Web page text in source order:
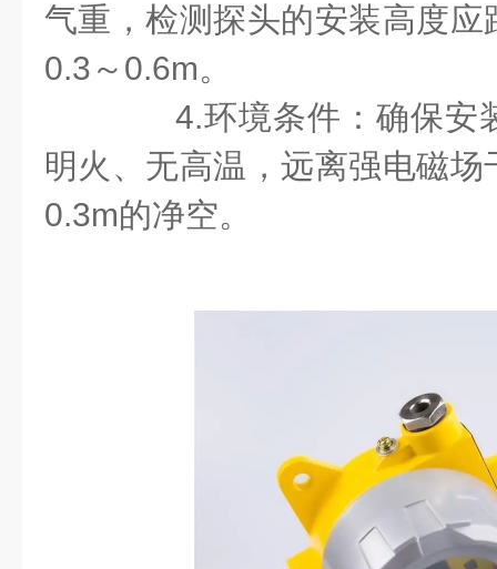
气重，检测探头的安装高度
0.3～0.6m。
4.环境条件：确保安
明火、无高温，远离强电磁
0.3m的净空。